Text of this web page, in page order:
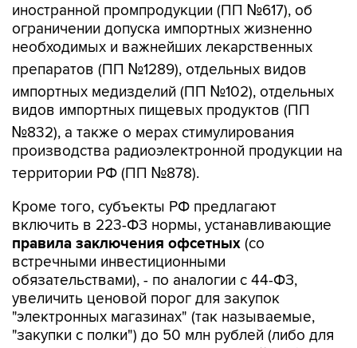
иностранной промпродукции (ПП №617), об
ограничении допуска импортных жизненно
необходимых и важнейших лекарственных
препаратов (ПП №1289), отдельных видов
импортных медизделий (ПП №102), отдельных
видов импортных пищевых продуктов (ПП
№832), а также о мерах стимулирования
производства радиоэлектронной продукции на
территории РФ (ПП №878).
Кроме того, субъекты РФ предлагают
включить в 223-ФЗ нормы, устанавливающие
правила заключения офсетных (со
встречными инвестиционными
обязательствами), - по аналогии с 44-ФЗ,
увеличить ценовой порог для закупок
"электронных магазинах" (так называемые,
"закупки с полки") до 50 млн рублей (либо для